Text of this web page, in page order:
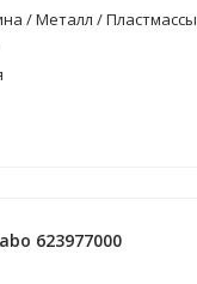
/ Металл / Пластмассы
623977000